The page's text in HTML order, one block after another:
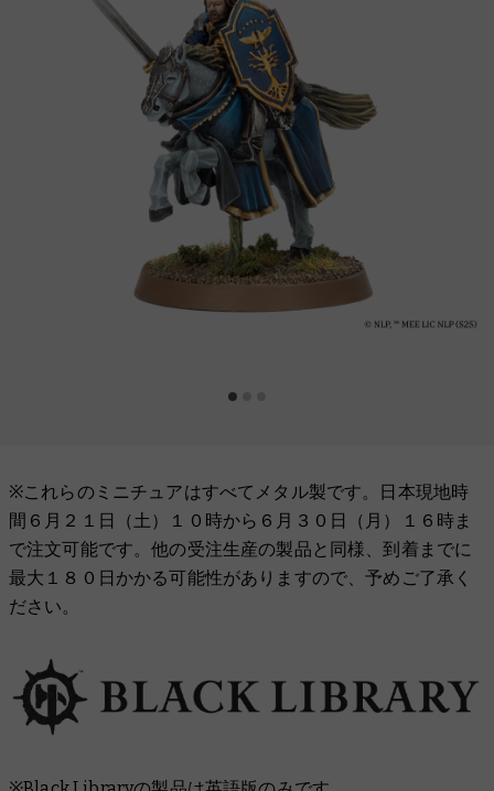
※これらのミニチュアはすべてメタル製です。日本現地時
間６月２１日（土）１０時から６月３０日（月）１６時ま
で注文可能です。他の受注生産の製品と同様、到着までに
最大１８０日かかる可能性がありますので、予めご了承く
ださい。